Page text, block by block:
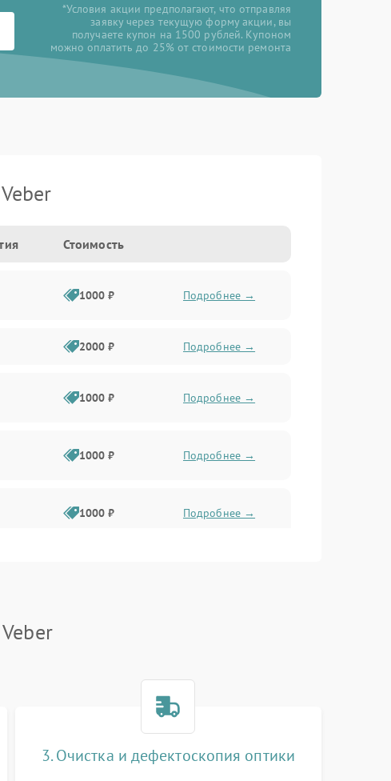
*Условия акции предполагают, что отправляя
заявку через текущую форму акции, вы
получаете купон на 1500 рублей. Купоном
можно оплатить до 25% от стоимости ремонта
Стоимость
1000 ₽ Подробнее →
2000 ₽ Подробнее →
1000 ₽ Подробнее →
1000 ₽ Подробнее →
1000 ₽ Подробнее →
3. Очистка и дефектоскопия оптики